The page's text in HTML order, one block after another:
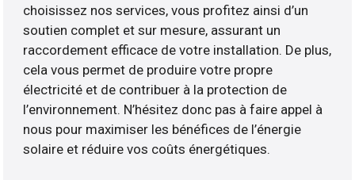
choisissez nos services, vous profitez ainsi d’un
soutien complet et sur mesure, assurant un
raccordement efficace de votre installation. De plus,
cela vous permet de produire votre propre
électricité et de contribuer à la protection de
l’environnement. N’hésitez donc pas à faire appel à
nous pour maximiser les bénéfices de l’énergie
solaire et réduire vos coûts énergétiques.